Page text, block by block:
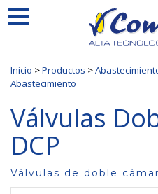
Inicio >Productos >
Abastecimiento
Válvulas
DCP
Válvulas de doble